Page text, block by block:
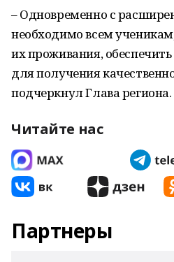
– Одновременно с
необходимо всем
их проживания,
для получения
подчеркнул Глава региона.
Читайте нас
Партнеры